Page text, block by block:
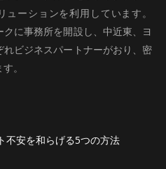
ーションを利用しています。
に事務所を開設し、中近東、ヨ
ビジネスパートナーがおり、密
。
不安を和らげる5つの方法